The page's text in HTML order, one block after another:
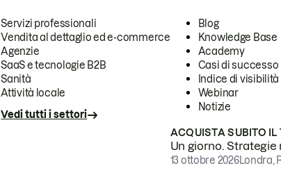
Servizi professionali
Vendita al dettaglio ed e-commerce
Agenzie
SaaS e tecnologie B2B
Sanità
Attività locale
Vedi tutti i settori
Blog
Knowledge Base
Academy
Casi di successo
Indice di visibilità
Webinar
Notizie
ACQUISTA SUBITO IL
Un giorno.
13 ottobre 2026Londra,